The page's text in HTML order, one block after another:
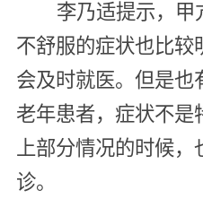
李乃适提示，甲
不舒服的症状也比较
会及时就医。但是也
老年患者，症状不是
上部分情况的时候，
诊。